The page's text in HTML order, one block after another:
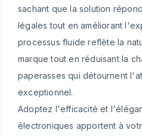
sachant que la solution
légales tout en améliorant
processus fluide reflète la
marque tout en réduisant la
paperasses qui détournent
exceptionnel.
Adoptez l'efficacité et
électroniques apportent à